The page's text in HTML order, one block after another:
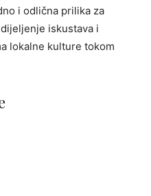
i odlična prilika za
iskustava i
lokalne kulture tokom